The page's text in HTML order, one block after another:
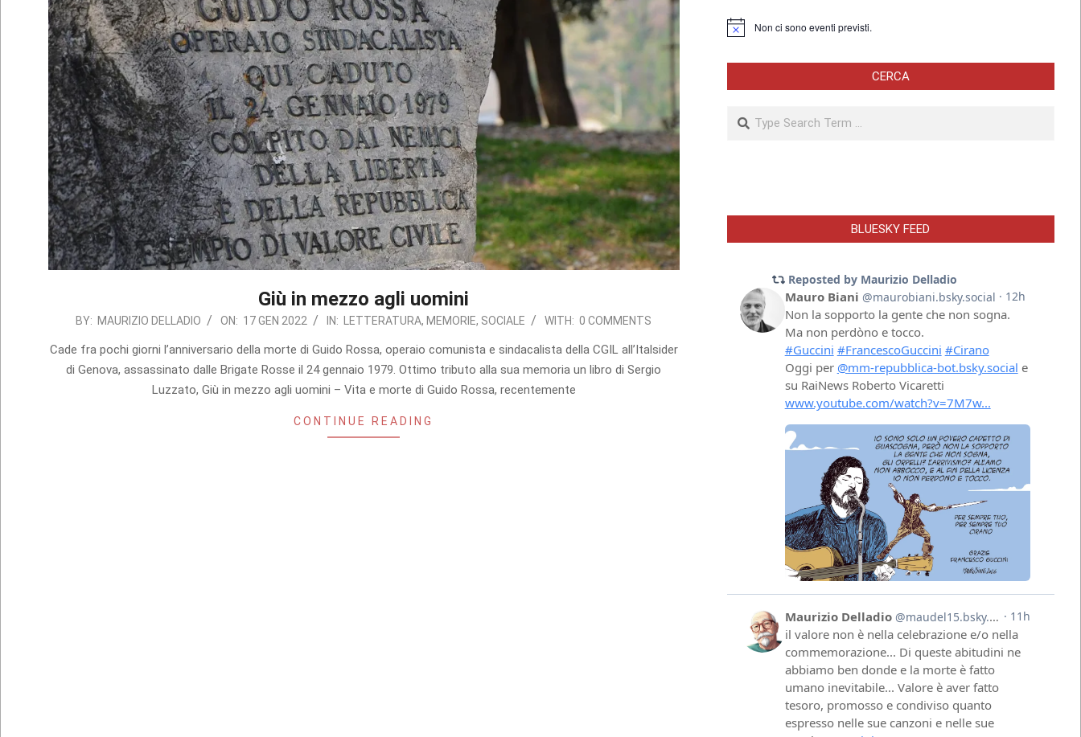
Giù in mezzo agli uomini
2022-BY: MAURIZIO DELLADIO ON: 17 GEN 2022 IN: LETTERATURA, MEMORIE, SOCIALE WITH: 0 COMMENTS
Cade fra pochi giorni l’anniversario della morte di Guido Rossa, operaio comunista e sindacalista della CGIL all’Italsider
di Genova, assassinato dalle Brigate Rosse il 24 gennaio 1979. Ottimo tributo alla sua memoria un libro di Sergio
Luzzato, Giù in mezzo agli uomini – Vita e morte di Guido Rossa, recentemente
CONTINUE READING
Notice Non ci sono eventi previsti.
CERCA
Search
BLUESKY FEED